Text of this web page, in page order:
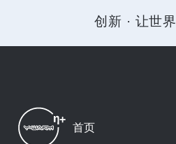
创新 · 让世
首页